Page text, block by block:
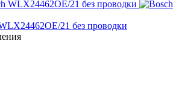
21 без проводки